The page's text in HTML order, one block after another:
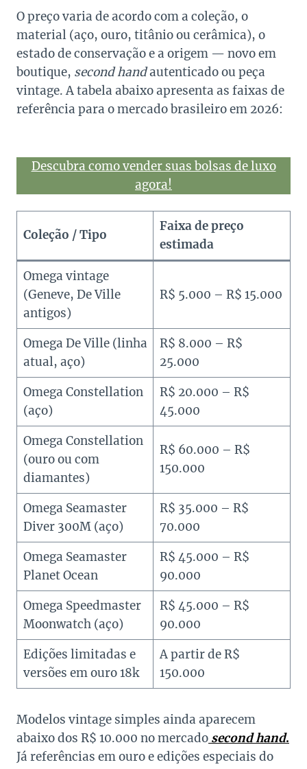
O preço varia de acordo com a coleção, o
material (aço, ouro, titânio ou cerâmica), o
estado de conservação e a origem — novo em
boutique, second handautenticado ou peça
vintage. A tabela abaixo apresenta as faixas de
referência para o mercado brasileiro em 2026:
Descubra como vender suas bolsas de luxo
agora!
Coleção / Tipo
Faixa de preço
estimada
Omega vintage
(Geneve, De Ville
antigos)
R$ 5.000 – R$ 15.000
Omega De Ville (linha
atual, aço)
R$ 8.000 – R$
25.000
Omega Constellation
(aço)
R$ 20.000 – R$
45.000
Omega Constellation
(ouro ou com
diamantes)
R$ 60.000 – R$
150.000
Omega Seamaster
Diver 300M (aço)
R$ 35.000 – R$
70.000
Omega Seamaster
Planet Ocean
R$ 45.000 – R$
90.000
Omega Speedmaster
Moonwatch (aço)
R$ 45.000 – R$
90.000
Edições limitadas e
versões em ouro 18k
A partir de R$
150.000
Modelos vintage simples ainda aparecem
abaixo dos R$ 10.000 no mercado second hand.
Já referências em ouro e edições especiais do